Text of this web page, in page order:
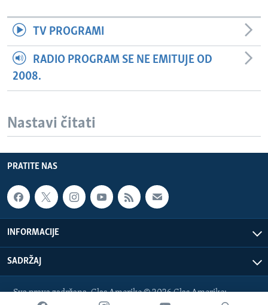
TV PROGRAMI
RADIO PROGRAM SE NE EMITUJE OD
2008.
Nastavi čitati
PRATITE NAS
INFORMACIJE
SADRŽAJ
Sva prava zadržana. Glas Amerike © 2026 Glas Amerike: